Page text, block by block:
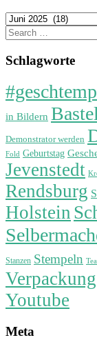
Archiv
Search
for:
Schlagworte
in Bildern
Demonstrator werden
Fold Geburtstag
Jevenstedt
Rendsburg
Holstein
Stanzen Stempeln
Verpackung
Youtube
Meta